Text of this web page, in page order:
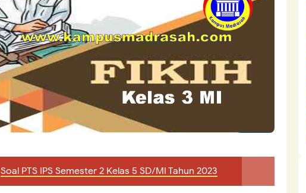
Soal PTS IPS Semester 2 Kelas 5 SD/MI Tahun 2023